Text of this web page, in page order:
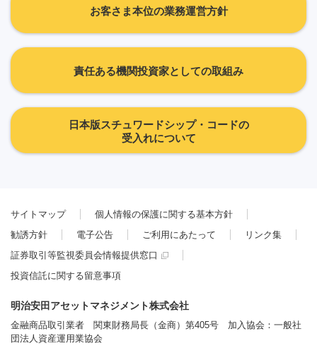
お客さま本位の業務運営方針
責任ある機関投資家としての取組み
日本版スチュワードシップ・コードの
受入れについて
サイトマップ
個人情報の保護に関する基本方針
勧誘方針
電子公告 ご利用にあたって
リンク集
証券取引等監視委員会情報提供窓口
投資信託に関する留意事項
明治安田アセットマネジメント株式会社
金融商品取引業者 関東財務局長（金商）第405号 加入協会：一般社
団法人資産運用業協会